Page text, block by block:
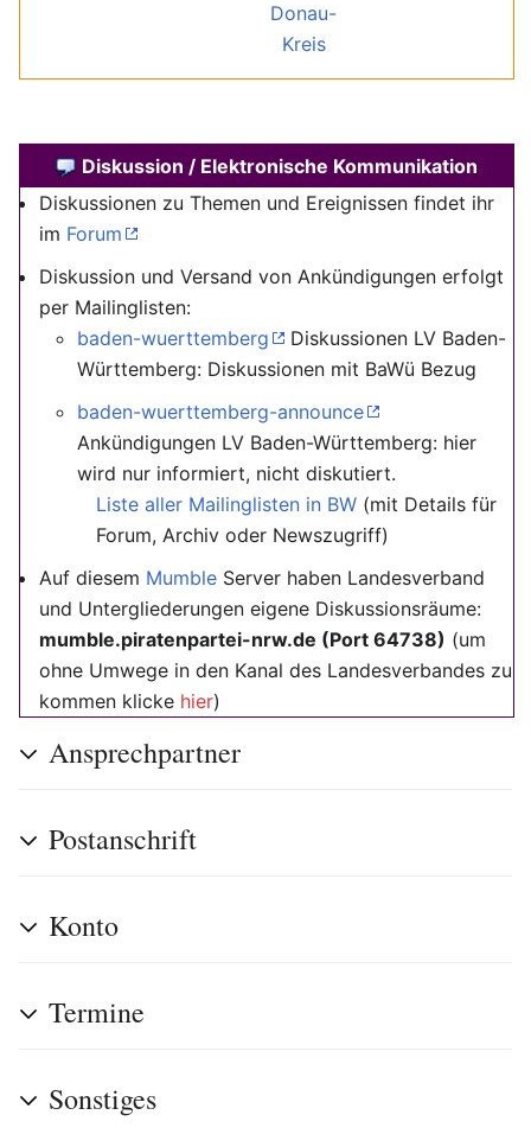
Donau-
Kreis
Diskussion / Elektronische Kommunikation
Diskussionen zu Themen und Ereignissen findet ihr
im Forum
Diskussion und Versand von Ankündigungen erfolgt
per Mailinglisten:
baden-wuerttemberg
Diskussionen LV Baden-
Württemberg: Diskussionen mit BaWü Bezug
baden-wuerttemberg-announce
Ankündigungen LV Baden-Württemberg: hier
wird nur informiert, nicht diskutiert.
Liste aller Mailinglisten in BW (mit Details für
Forum, Archiv oder Newszugriff)
Auf diesem Mumble Server haben Landesverband
und Untergliederungen eigene Diskussionsräume:
mumble.piratenpartei-nrw.de (Port 64738) (um
ohne Umwege in den Kanal des Landesverbandes zu
kommen klicke hier)
Ansprechpartner
Postanschrift
Konto
Termine
Sonstiges